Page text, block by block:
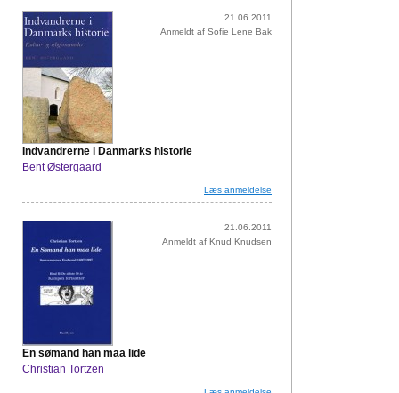
21.06.2011
Anmeldt af Sofie Lene Bak
Indvandrerne i Danmarks historie
Bent Østergaard
Læs anmeldelse
21.06.2011
Anmeldt af Knud Knudsen
En sømand han maa lide
Christian Tortzen